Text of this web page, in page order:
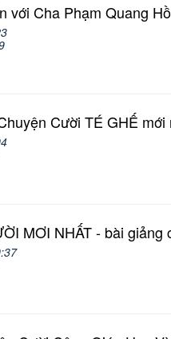
với Cha Phạm Quang
Cười TÉ GHẾ
MƠI NHẤT - bài giảng